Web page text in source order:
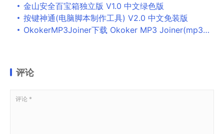
金山安全百宝箱独立版 V1.0 中文绿色版
按键神通(电脑脚本制作工具) V2.0 中文免装版
OkokerMP3Joiner下载 Okoker MP3 Joiner(mp3合并工具) v5.5.1 免费安装版
评论